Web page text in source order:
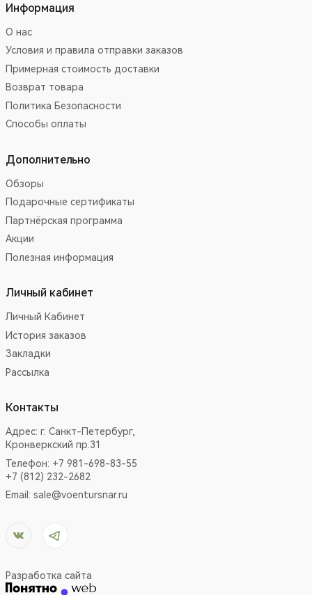
Информация
О нас
Условия и правила отправки заказов
Примерная стоимость доставки
Возврат товара
Политика Безопасности
Способы оплаты
Дополнительно
Обзоры
Подарочные сертификаты
Партнёрская программа
Акции
Полезная информация
Личный кабинет
Личный Кабинет
История заказов
Закладки
Рассылка
Контакты
Адрес: г. Санкт-Петербург,
Кронверкский пр.31
Телефон: +7 981-698-83-55
+7 (812) 232-2682
Email: sale@voentursnar.ru
Разработка сайта